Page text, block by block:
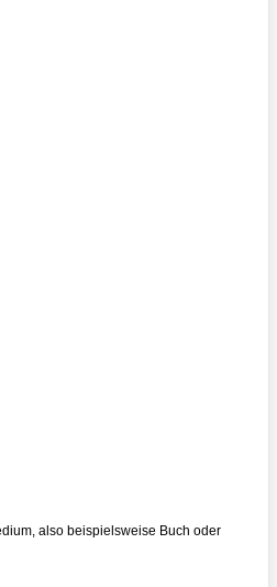
also beispielsweise Buch oder